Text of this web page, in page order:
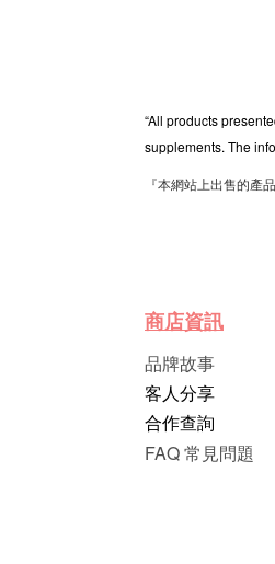
“All products
supplements. The
『本網站上出售的產
商店資訊
品牌故事
客人分享
合作查詢
FAQ 常見問題